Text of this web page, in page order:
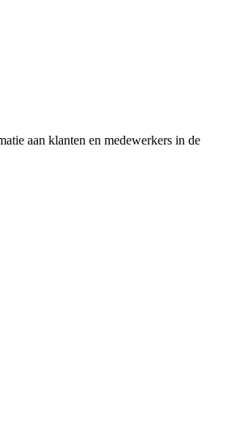
aan klanten en medewerkers in de